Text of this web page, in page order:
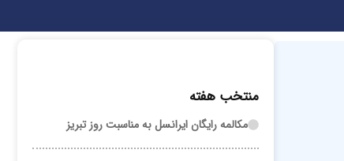
منتخب هفته
مکالمه رایگان ایرانسل به مناسبت روز تبریز